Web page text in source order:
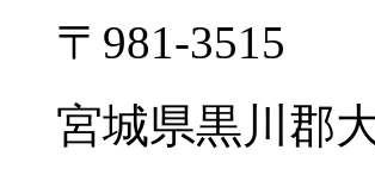
〒981-3515
宮城県黒川郡